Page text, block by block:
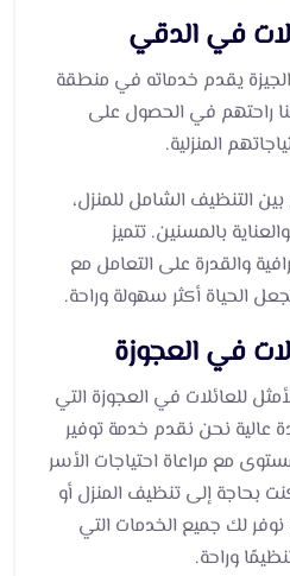
في الدقي
يقدم خدماته في منطقة
راحتهم في الحصول على
المنزلية.
التنظيف الشامل للمنزل،
بالمسنين. تتميز
والقدرة على التعامل مع
الحياة أكثر سهولة وراحة.
في العجوزة
للعائلات في العجوزة التي
نحن نقدم خدمة توفير
مع مراعاة احتياجات الأسر
بحاجة إلى تنظيف المنزل أو
لك جميع الخدمات التي
وراحة.